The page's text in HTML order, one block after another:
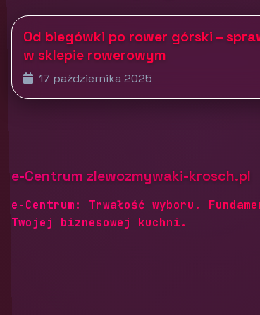
Od biegówki po rower górski –
w sklepie rowerowym
17 października 2025
e-Centrum zlewozmywaki-krosch.pl
e-Centrum: Trwałość wyboru.
Twojej biznesowej kuchni.